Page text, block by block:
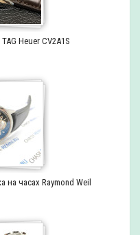
Heuer CV2A1S
на часах Raymond Weil